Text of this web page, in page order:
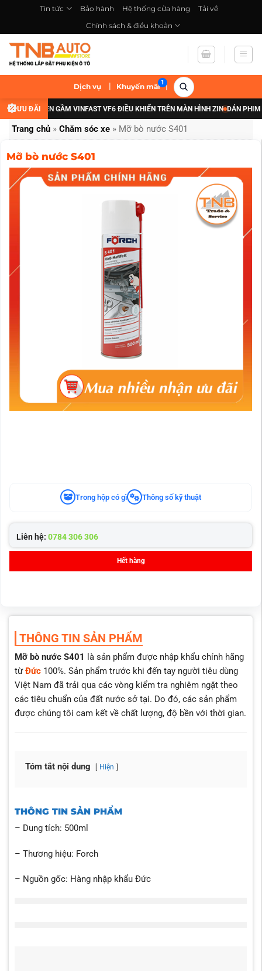
nội
dung
Tin tức Bảo hành Hệ thống cửa hàng
Tải về
Chính sách & điều khoản
Dịch vụ | Khuyến mãi |
ƯU ĐÃI
CẤP ĐÈN GẦM VINFAST VF6 ĐIỀU KHIỂN TRÊN MÀN HÌNH ZIN DÁN PHIM
Trang chủ » Chăm sóc xe » Mỡ bò nước S401
Mỡ bò nước S401
Trong hộp có gì Thông số kỹ thuật
Liên hệ: 0784 306 306
Hết hàng
THÔNG TIN SẢN PHẨM
Mỡ bò nước S401
là sản phẩm được nhập khẩu chính hãng
từĐức100%. Sản phẩm trước khi đến tay người tiêu dùng
Việt Nam đã trải qua các vòng kiểm tra nghiêm ngặt theo
các tiêu chuẩn của đất nước sở tại. Do đó, các sản phẩm
được chúng tôi cam kết về chất lượng, độ bền với thời gian.
Tóm tắt nội dung Hiện
THÔNG TIN SẢN PHẨM
– Dung tích: 500ml
– Thương hiệu: Forch
– Nguồn gốc: Hàng nhập khẩu Đức